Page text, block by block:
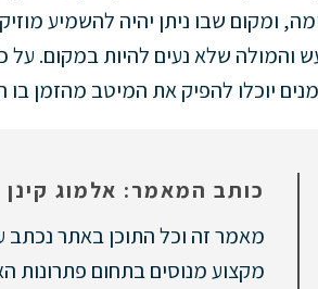
ומקום שבו ניתן יהיה להשמיע
והמולה שלא נעים להיות במקום.
יוכלו להפיק את המיטב מהזמן
כותב המאמר: אלמוג קינן
מאמר זה וכל התוכן באתר נכתב
מקצוע מנוסים בתחום פתרונות